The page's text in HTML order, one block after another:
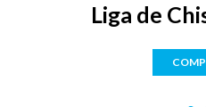
Liga de